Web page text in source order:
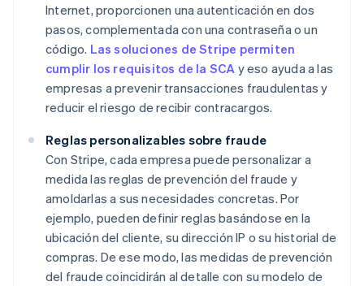
Internet, proporcionen una autenticación en dos
pasos, complementada con una contraseña o un
código. Las soluciones de Stripe permiten
cumplir los requisitos de la SCA y eso ayuda a las
empresas a prevenir transacciones fraudulentas y
reducir el riesgo de recibir contracargos.
Reglas personalizables sobre fraude
Con Stripe, cada empresa puede personalizar a
medida las reglas de prevención del fraude y
amoldarlas a sus necesidades concretas. Por
ejemplo, pueden definir reglas basándose en la
ubicación del cliente, su dirección IP o su historial de
compras. De ese modo, las medidas de prevención
del fraude coincidirán al detalle con su modelo de